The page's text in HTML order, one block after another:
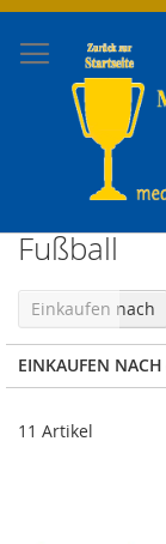
Direkt
Inhalt
Fußball
11 Artikel
Einkaufen nach
EINKAUFEN NACH